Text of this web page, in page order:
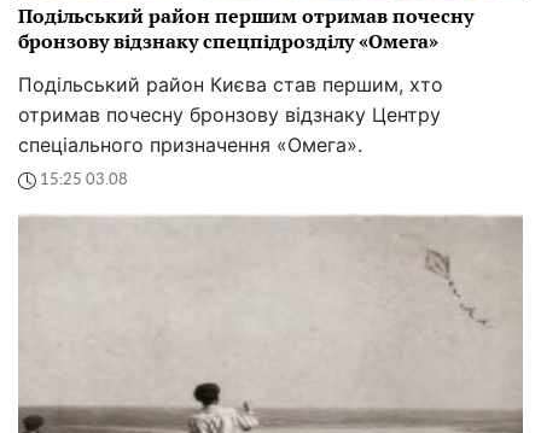
Подільський район першим отримав почесну
бронзову відзнаку спецпідрозділу «Омега»
Подільський район Києва став першим, хто
отримав почесну бронзову відзнаку Центру
спеціального призначення «Омега».
15:25 03.08